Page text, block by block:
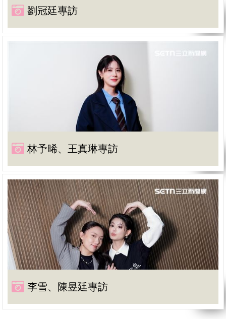
劉冠廷專訪
林予晞、王真琳專訪
李雪、陳昱廷專訪